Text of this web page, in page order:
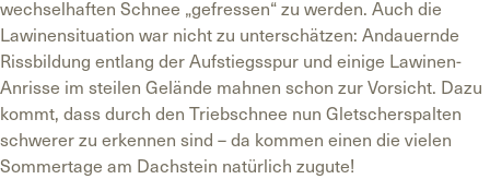
wechselhaften Schnee „gefressen“ zu werden. Auch die
Lawinensituation war nicht zu unterschätzen: Andauernde
Rissbildung entlang der Aufstiegsspur und einige Lawinen-
Anrisse im steilen Gelände mahnen schon zur Vorsicht. Dazu
kommt, dass durch den Triebschnee nun Gletscherspalten
schwerer zu erkennen sind – da kommen einen die vielen
Sommertage am Dachstein natürlich zugute!